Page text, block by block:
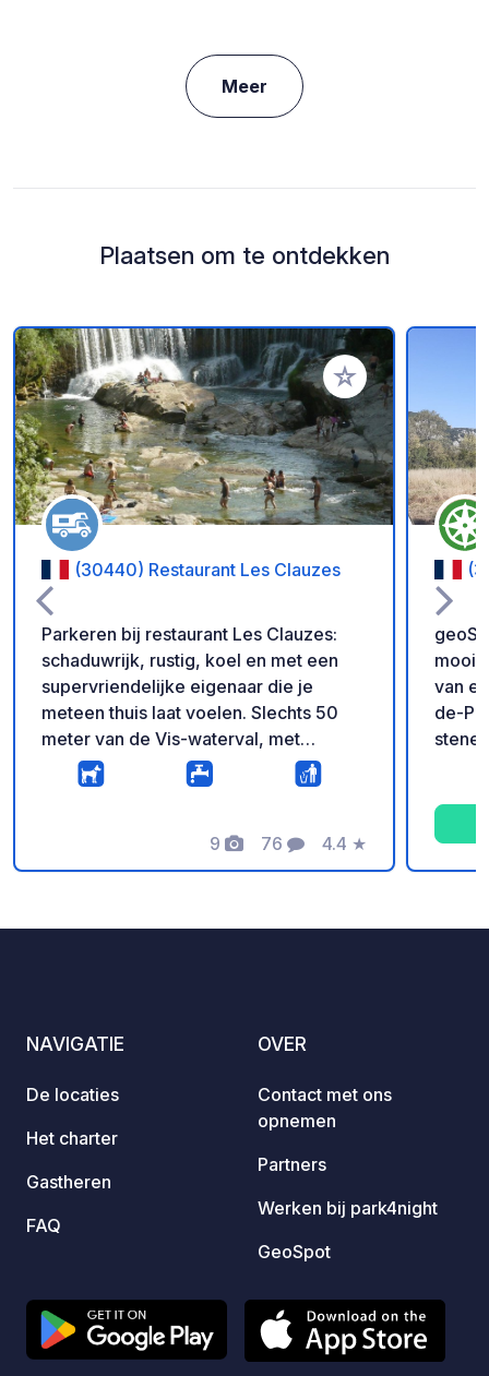
Meer
Plaatsen om te ontdekken
Voeg toe aan je
(30440) Restaurant Les Clauzes
Parkeren bij restaurant Les Clauzes:
schaduwrijk, rustig, koel en met een
supervriendelijke eigenaar die je
meteen thuis laat voelen. Slechts 50
meter van de Vis-waterval, met
gemakkelijke toegang om te
zwemmen en te vissen. Er zijn
mooie parkeerplaats alstublieft netjes
achter. Als de slagboom gesloten is,
9
Foto's
76
Commentaren
4.4
Beoordeling
★
van
de-Putois.
gaat
zware
om
NAVIGATIE
De locaties
Het charter
Gastheren
FAQ
OVER
Contact met ons
opnemen
Partners
Werken bij park4night
GeoSpot